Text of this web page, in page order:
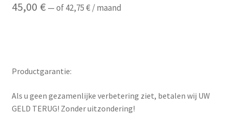
45,00 € —of42,75€/ maand
Productgarantie:
Als u geen gezamenlijke verbetering ziet, betalen wij UW
GELD TERUG! Zonder uitzondering!